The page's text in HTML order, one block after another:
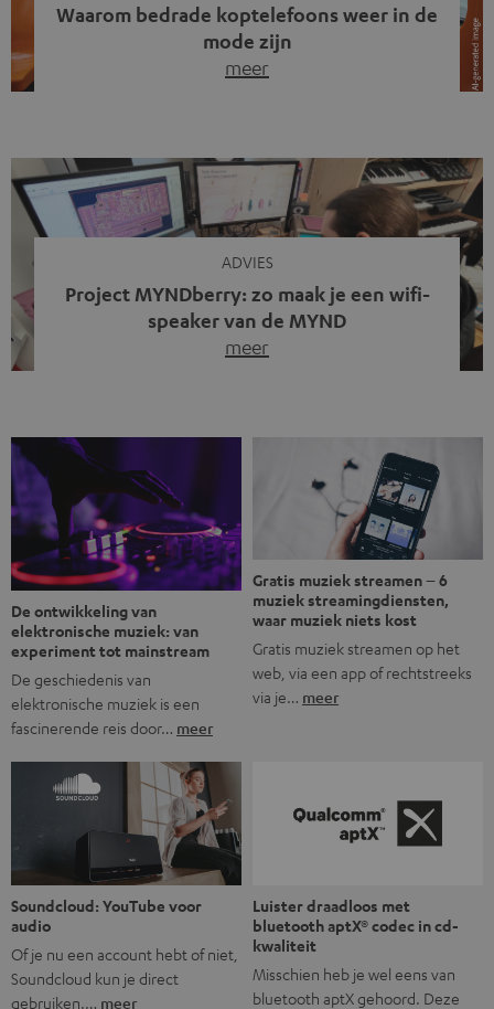
Waarom bedrade koptelefoons weer in de
mode zijn
meer
tegenwoordig iets opvallends. Op straat, in de trein en
zelfs tijdens videogesprekken dragen steeds meer
mensen weer oordopjes met een kabel. De angst voor
kabels is niet verdwenen. Maar wat op het eerste […]
ADVIES
Project MYNDberry: zo maak je een wifi-
speaker van de MYND
meer
verder ontwikkelt. In vele uren na werktijd heeft het
team samen gewerkt om de MYND uit te breiden met de
mogelijkheid om via wifi te streamen. […]
De ontwikkeling van
elektronische muziek: van
experiment tot mainstream
De geschiedenis van
elektronische muziek is een
fascinerende reis door… meer
Gratis muziek streamen – 6
muziek streamingdiensten,
waar muziek niets kost
Gratis muziek streamen op het
web, via een app of rechtstreeks
via je… meer
Soundcloud: YouTube voor
audio
Of je nu een account hebt of niet,
Soundcloud kun je direct
gebruiken.… meer
Luister draadloos met
bluetooth aptX® codec in cd-
kwaliteit
Misschien heb je wel eens van
bluetooth aptX gehoord. Deze